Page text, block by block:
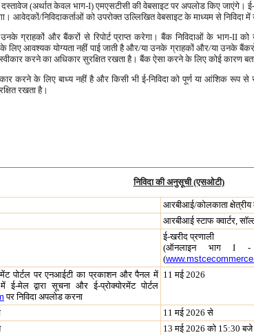
दस्तावेज (अर्थात केवल भाग-I) एमएसटीसी की वेबसाइट पर अपलोड किए
आवेदकों/निविदाकर्ताओं को उपरोक्त उल्लिखित वेबसाइट के माध्यम से निविदा
उनके ग्राहकों और बैंकरों से रिपोर्ट प्राप्त करेगा। बैंक निविदाओं के भाग-II
के लिए आवश्यक योग्यता नहीं पाई जाती है और/या उनके ग्राहकों और/या उनके
करने का अधिकार सुरक्षित रखता है। बैंक ऐसा करने के लिए कोई कारण
करने के लिए बाध्य नहीं है और किसी भी ई-निविदा को पूर्ण या आंशिक रूप
रखता है।
निविदा की अनुसूची (एसओटी)
आरबीआई/कोलकाता
आरबीआई स्टाफ क्वार्टर,
ई-खरीद प्रणाली
(ऑनलाइन भाग I -
(
पोर्टल पर एनआईटी का प्रकाशन और पैनल में
मेल द्वारा सूचना और ई-प्रोक्योरमेंट पोर्टल
पर निविदा अपलोड करना
11 मई 2026
11 मई 2026 से
13 मई 2026 को 15:30 बजे